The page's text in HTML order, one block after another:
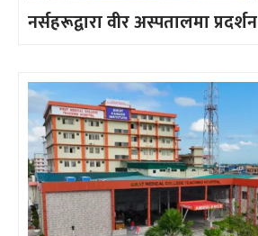
नर्सहरूद्वारा वीर अस्पतालमा प्रदर्शन